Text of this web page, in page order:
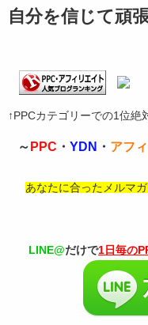
自分を信じて頑
↑PPCカテゴリーでの1位絶
～ PPC ・ YDN ・ アフ
あなたに合ったメルマ
LINE@だけで1日毎の